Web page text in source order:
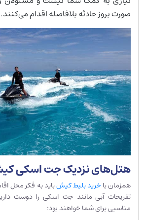
صورت بروز حادثه بلافاصله اقدام می‌کنند.
هتل‌های نزدیک جت اسکی
همزمان با خرید بلیط کیشباید به فکر محل
تفریحات آبی مانند جت اسکی را دوست
مناسبی برای شما خواهند بود: